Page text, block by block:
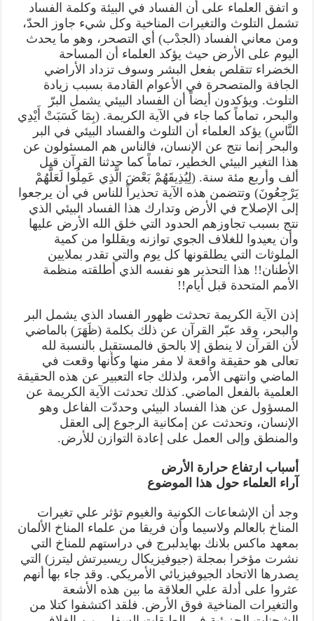
و اتفق العلماء على أن الفساد في البيئة وكلمة الفساد
تشمل التلوث والتغيرات المناخية وكل شيء جاوز الحدّ،
ومن معاني الفساد (الجدْب) أي التصحر، وهو ما يحدث
اليوم على الأرض حيث يؤكد العلماء أن المساحة
الخضراء تتقلص بفعل البشر وسوف تزداد الأراضي
الجافة والمتصحرة في الأعوام القادمة بسبب زيادة
التلوث. ويؤكدون أيضاً أن الفساد البيئي يشمل البرّ
والبحر، تماماً كما جاء في الآية الكريمة. (بِمَا كَسَبَتْ أَيْدِي
النَّاسِ) يؤكد العلماء أن التلوث والفساد البيئي في البر
والبحر إنما نتج عن الإنسان، فالناس هم المسئولون عن
هذا التغير البيئي الخطير، تماماً كما حدثنا القرآن قبل
ألف وأربع مئة سنة. (لِيُذِيقَهُمْ بَعْضَ الَّذِي عَمِلُوا لَعَلَّهُمْ
يَرْجِعُونَ) وتتضمن هذه الآية تحذيراً للناس في أن يرجعوا
إلى الإصلاح في الأرض وتدارك هذا الفساد البيئي الذي
نتج بسبب تجاوزهم الحدود التي خلق الله الأرض عليها
وأن يعيدوا للغلاف الجوي توازنه ويقللوا من كمية
الملوثات التي يطلقونها كل يوم والتي تقدر بملايين
الأطنان!! هذا التحذير هو نفسه الذي أطلقته منظمة
الأمم المتحدة قبل أيام!!
إذن الآية الكريمة تحدثت ظهور الفساد الذي يشمل البر
والبحر، وقد عبّر القرآن عن ذلك بكلمة (ظَهَرَ) بالماضي
لأن القرآن لا ينطق إلا بالحق فالمستقبل بالنسبة لله
تعالى هو حقيقة واقعة لا مفر منها وكأنها وقعت في
الماضي وانتهى الأمر، ولذلك جاء التعبير عن هذه الحقيقة
العلمية بالفعل الماضي. كذلك تحدثت الآية الكريمة عن
المسؤول عن هذا الفساد البيئي وحددّت الفاعل وهو
الإنسان، وتحدثت عن إمكانية الرجوع إلى العقل
والمنطق وإلى العمل على إعادة التوازن للأرض.
أسباب ارتفاع حرارة الأرض
آراء العلماء حول هذا الموضوع
وجد أن الإشعاعات الكونية والغيوم تؤثر علي تغيرات
المناخ بالعالم ولاسيما وأن فريقا من علماء المناخ الألمان
بمعهد ماكس بلانك بهايدلبرج في دراستهم للمناخ التي
نشرت مؤخرا بمجلة (جيوفيزيكال ريسيرتش ليترز) التي
يصدرها الاتحاد الجيوفيزيائي الأمريكي. وقد جاء بها أنهم
عثروا على أدلة علي العلاقة ما بين هذه الأشعة
والتغيرات المناخية فوق الأرض. فلقد اكتشفوا كتلا من